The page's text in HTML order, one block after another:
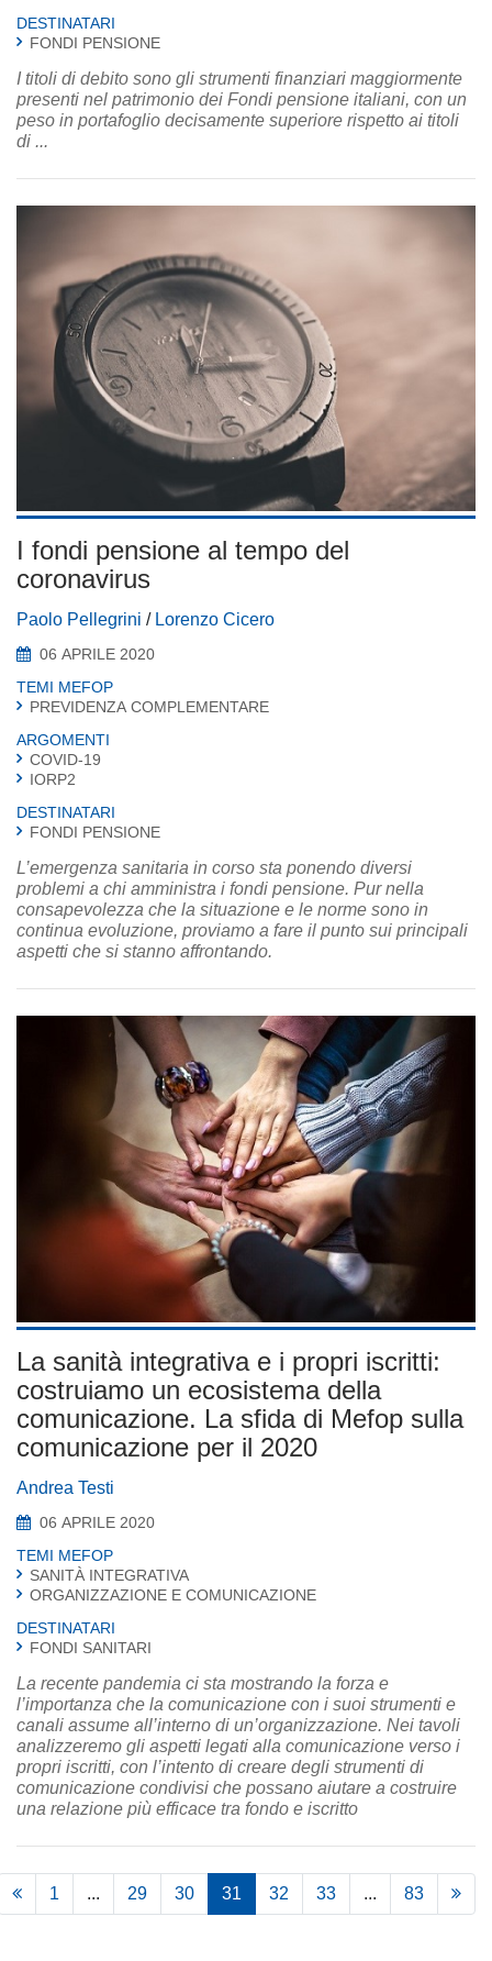
DESTINATARI
FONDI PENSIONE
I titoli di debito sono gli strumenti finanziari maggiormente
presenti nel patrimonio dei Fondi pensione italiani, con un
peso in portafoglio decisamente superiore rispetto ai titoli
di ...
I fondi pensione al tempo del
coronavirus
Paolo Pellegrini / Lorenzo Cicero
06 APRILE 2020
TEMI MEFOP
PREVIDENZA COMPLEMENTARE
ARGOMENTI
COVID-19
IORP2
DESTINATARI
FONDI PENSIONE
L’emergenza sanitaria in corso sta ponendo diversi
problemi a chi amministra i fondi pensione. Pur nella
consapevolezza che la situazione e le norme sono in
continua evoluzione, proviamo a fare il punto sui principali
aspetti che si stanno affrontando.
La sanità integrativa e i propri iscritti:
costruiamo un ecosistema della
comunicazione. La sfida di Mefop sulla
comunicazione per il 2020
Andrea Testi
06 APRILE 2020
TEMI MEFOP
SANITÀ INTEGRATIVA
ORGANIZZAZIONE E COMUNICAZIONE
DESTINATARI
FONDI SANITARI
La recente pandemia ci sta mostrando la forza e
l’importanza che la comunicazione con i suoi strumenti e
canali assume all’interno di un’organizzazione. Nei tavoli
analizzeremo gli aspetti legati alla comunicazione verso i
propri iscritti, con l’intento di creare degli strumenti di
comunicazione condivisi che possano aiutare a costruire
una relazione più efficace tra fondo e iscritto
1 ... 29 30 31 32 33 ... 83